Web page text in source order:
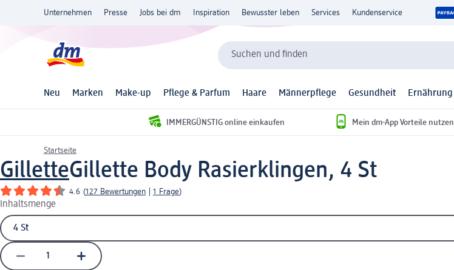
Unternehmen Presse Jobs bei dm Inspiration Bewusster leben Services Kundenservice
Suchen und finden
Neu Marken Make-up Pflege & Parfum Haare Männerpflege Gesundheit Ernährung
IMMERGÜNSTIG online einkaufen Mein dm-App Vorteile nutzen
Startseite
GilletteGillette Body Rasierklingen, 4 St
4.6 (127 Bewertungen 1 Frage)
Inhaltsmenge